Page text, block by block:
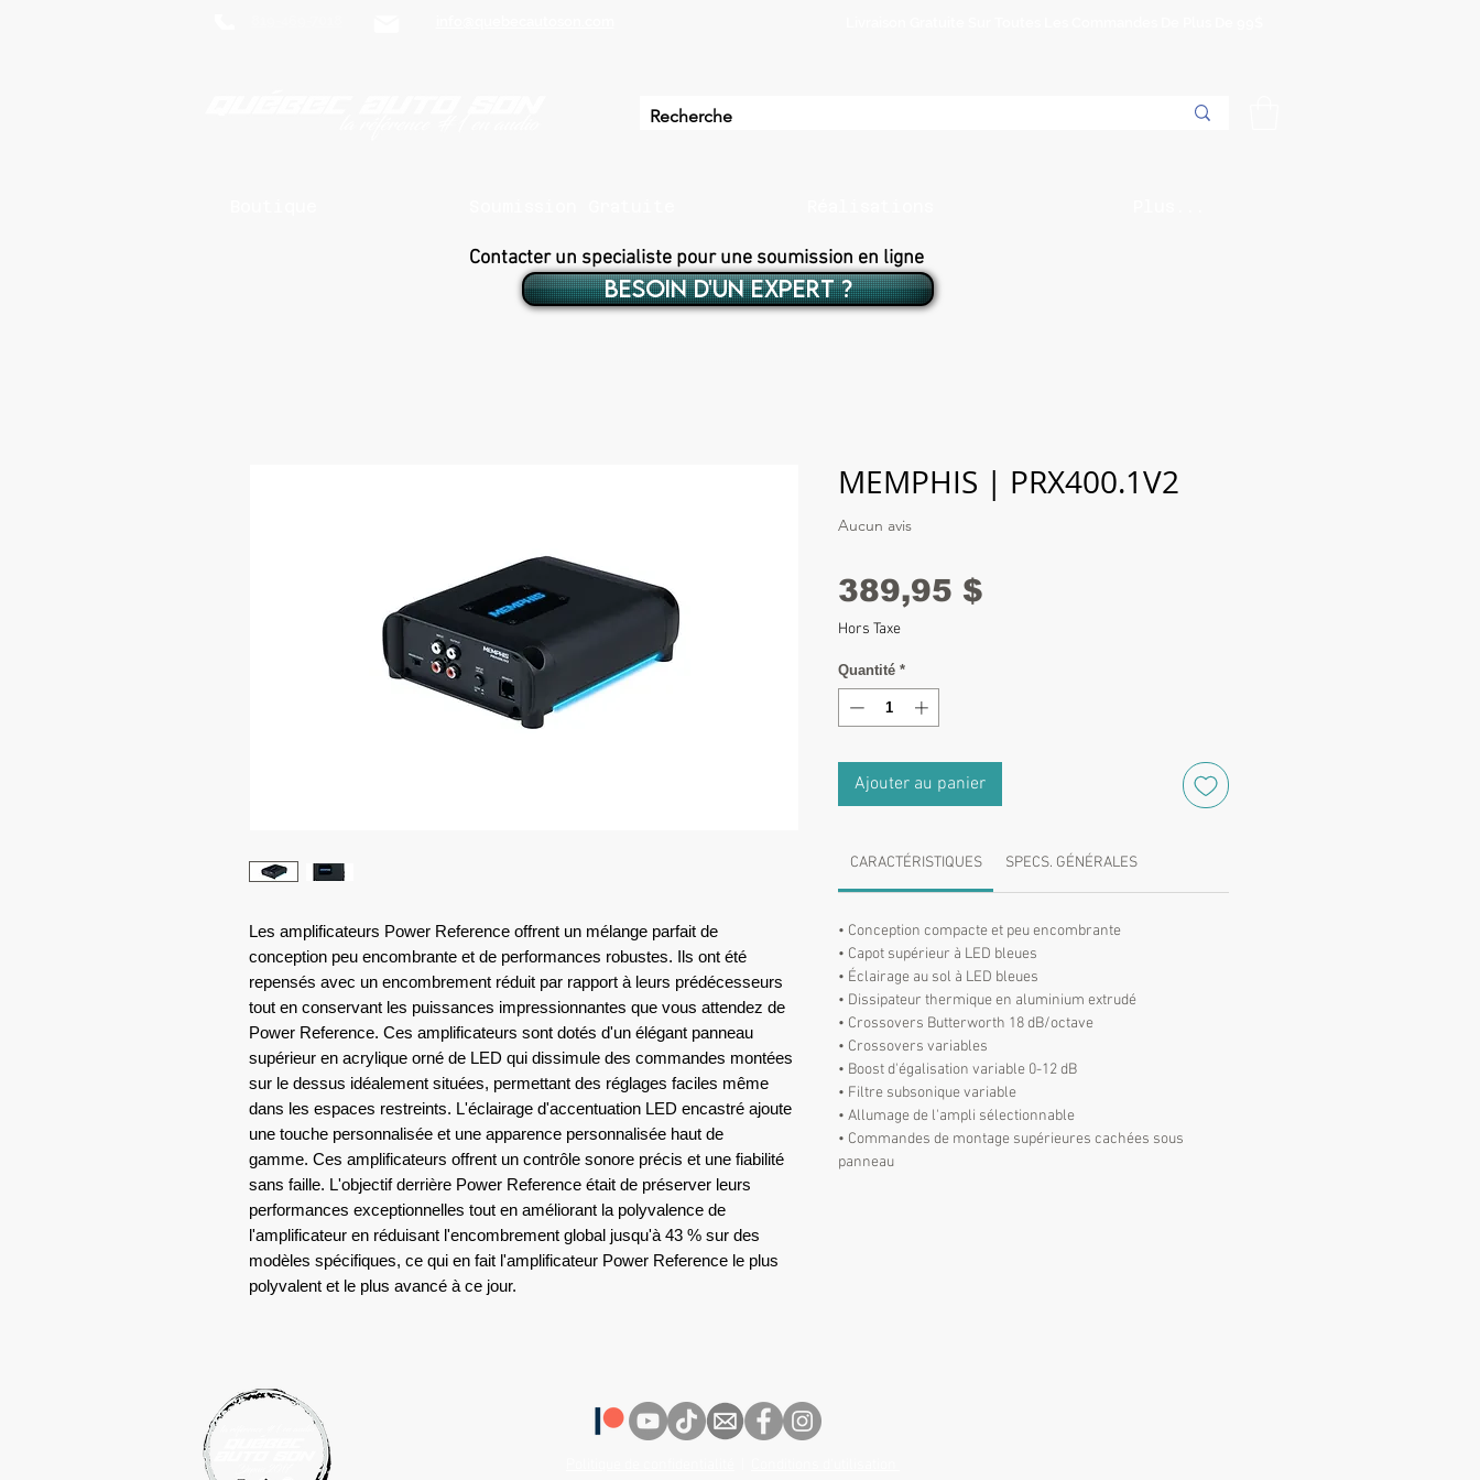
Contacter un specialiste pour une soumission en ligne
BESOIN D'UN EXPERT ?
Les amplificateurs Power Reference offrent un mélange parfait de
conception peu encombrante et de performances robustes. Ils ont été
repensés avec un encombrement réduit par rapport à leurs prédécesseurs
tout en conservant les puissances impressionnantes que vous attendez de
Power Reference. Ces amplificateurs sont dotés d'un élégant panneau
supérieur en acrylique orné de LED qui dissimule des commandes montées
sur le dessus idéalement situées, permettant des réglages faciles même
dans les espaces restreints. L'éclairage d'accentuation LED encastré ajoute
une touche personnalisée et une apparence personnalisée haut de
gamme. Ces amplificateurs offrent un contrôle sonore précis et une fiabilité
sans faille. L'objectif derrière Power Reference était de préserver leurs
performances exceptionnelles tout en améliorant la polyvalence de
l'amplificateur en réduisant l'encombrement global jusqu'à 43 % sur des
modèles spécifiques, ce qui en fait l'amplificateur Power Reference le plus
polyvalent et le plus avancé à ce jour.
MEMPHIS | PRX400.1V2
Aucun avis
389,95 $
Hors Taxe
Quantité *
Ajouter au panier
CARACTÉRISTIQUES SPECS. GÉNÉRALES
• Conception compacte et peu encombrante
• Capot supérieur à LED bleues
• Éclairage au sol à LED bleues
• Dissipateur thermique en aluminium extrudé
• Crossovers Butterworth 18 dB/octave
• Crossovers variables
• Boost d'égalisation variable 0-12 dB
• Filtre subsonique variable
• Allumage de l'ampli sélectionnable
• Commandes de montage supérieures cachées sous
panneau